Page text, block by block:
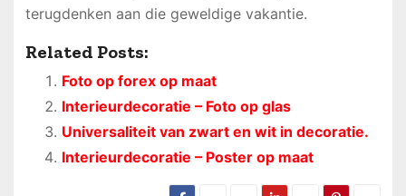
terugdenken aan die geweldige vakantie.
Related Posts:
Foto op forex op maat
Interieurdecoratie – Foto op glas
Universaliteit van zwart en wit in decoratie.
Interieurdecoratie – Poster op maat